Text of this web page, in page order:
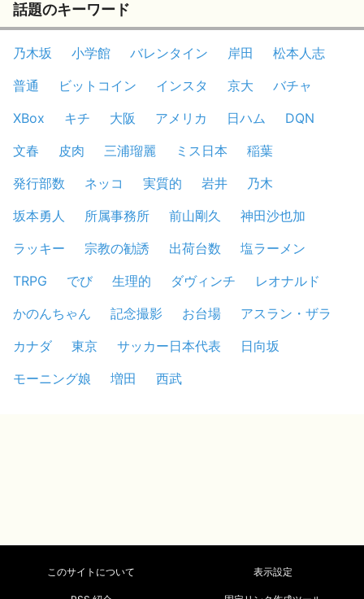
話題のキーワード
乃木坂 小学館 バレンタイン 岸田
松本人志
普通
ビットコイン インスタ 京大
バチャ
XBox
キチ 大阪 アメリカ 日ハム
DQN
文春
皮肉 三浦瑠麗 ミス日本
稲葉
発行部数
ネッコ 実質的 岩井
乃木
坂本勇人
所属事務所 前山剛久
神田沙也加
ラッキー
宗教の勧誘 出荷台数
塩ラーメン
TRPG
でび 生理的 ダヴィンチ
レオナルド
かのんちゃん
記念撮影 お台場
アスラン・ザラ
カナダ
東京 サッカー日本代表
日向坂
モーニング娘
増田 西武
このサイトについて 表示設定